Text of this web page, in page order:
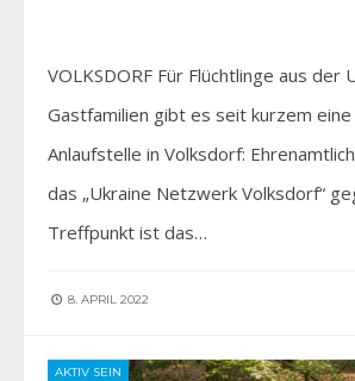
VOLKSDORF Für Flüchtlinge aus der
Gastfamilien gibt es seit kurzem eine
Anlaufstelle in Volksdorf:
das „Ukraine Netzwerk Volksdorf“
Treffpunkt ist das…
8. APRIL 2022
AKTIV SEIN